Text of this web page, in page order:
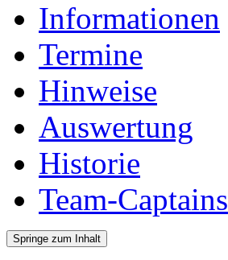
Informationen
Termine
Hinweise
Auswertung
Historie
Team-Captains
Springe zum Inhalt